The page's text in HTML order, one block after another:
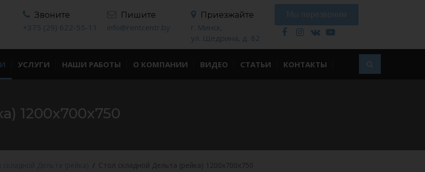
Звоните
+375 (29) 622-55-11
Пишите
info@rentcentr.by
Приезжайте
г. Минск,
ул. Щедрина, д. 82
УСЛУГИ НАШИ РАБОТЫ О КОМПАНИИ ВИДЕО СТАТЬИ КОНТАКТЫ
1200x700x750
складной Дельта (рейка) Стол складной Дельта (рейка) 1200x700x750